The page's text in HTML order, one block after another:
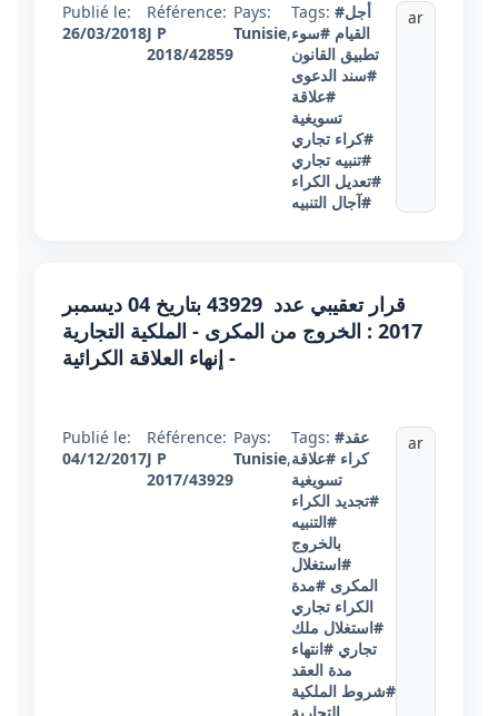
Publié le:
26/03/2018
Référence:
J P
2018/42859
Pays:
Tunisie,
Tags: #أجل
القيام #سوء
تطبيق القانون
#سند الدعوى
#علاقة
تسويغية
#كراء تجاري
#تنبيه تجاري
#تعديل الكراء
#آجال التنبيه
ar
قرار تعقيبي عدد 43929 بتاريخ 04 ديسمبر
2017 : الخروج من المكرى - الملكية التجارية
- إنهاء العلاقة الكرائية
Publié le:
04/12/2017
Référence:
J P
2017/43929
Pays:
Tunisie,
Tags: #عقد
كراء #علاقة
تسويغية
#تجديد الكراء
#التنبيه
بالخروج
#استغلال
المكرى #مدة
الكراء تجاري
#استغلال ملك
تجاري #انتهاء
مدة العقد
#شروط الملكية
ar